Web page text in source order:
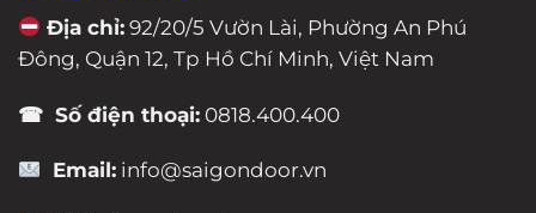
Địa chỉ: 92/20/5 Vườn Lài, Phường An Phú
Đông, Quận 12, Tp Hồ Chí Minh, Việt Nam
☎ Số điện thoại: 0818.400.400
Email: info@saigondoor.vn